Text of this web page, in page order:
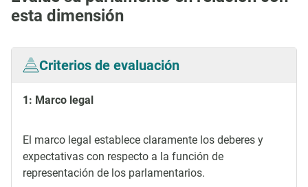
esta dimensión
Criterios de evaluación
1: Marco legal
El marco legal establece claramente los deberes y
expectativas con respecto a la función de
representación de los parlamentarios.